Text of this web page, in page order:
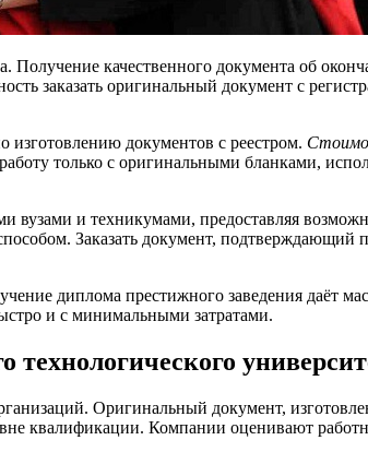
качественного документа об
заказать оригинальный документ с
изготовлению документов с реестром.
только с оригинальными бланками,
и техникумами, предоставляя
Заказать документ, подтверждающий
диплома престижного заведения даёт
и с минимальными затратами.
Оригинальный документ,
квалификации. Компании оценивают